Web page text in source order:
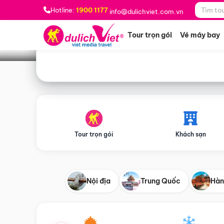
Hotline: 1900 1177 info@dulichviet.com.vn
Tour trọn gói Vé máy bay
Bạn muốn đi đâu? *
Tour trọn gói Khách sạn
Nội địa Trung Quốc